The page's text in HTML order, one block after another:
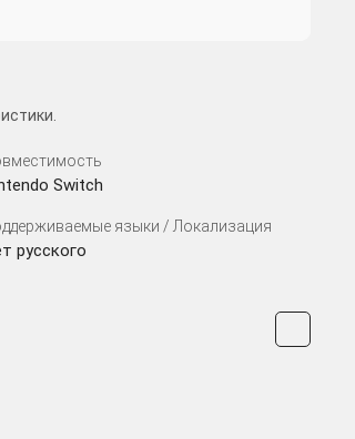
Switch
языки / Локализация
русского